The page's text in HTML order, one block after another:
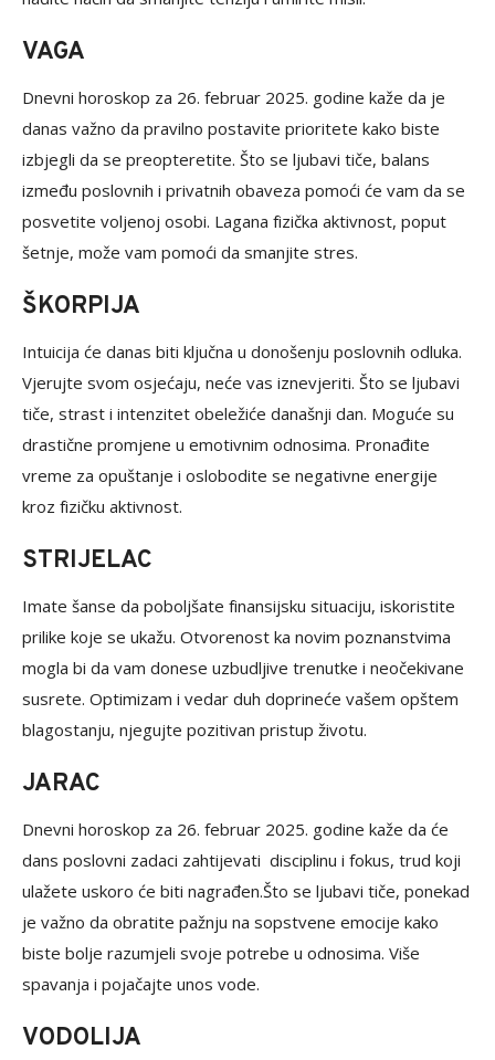
VAGA
Dnevni horoskop za 26. februar 2025. godine kaže da je
danas važno da pravilno postavite prioritete kako biste
izbjegli da se preopteretite. Što se ljubavi tiče, balans
između poslovnih i privatnih obaveza pomoći će vam da se
posvetite voljenoj osobi. Lagana fizička aktivnost, poput
šetnje, može vam pomoći da smanjite stres.
ŠKORPIJA
Intuicija će danas biti ključna u donošenju poslovnih odluka.
Vjerujte svom osjećaju, neće vas iznevjeriti. Što se ljubavi
tiče, strast i intenzitet obeležiće današnji dan. Moguće su
drastične promjene u emotivnim odnosima. Pronađite
vreme za opuštanje i oslobodite se negativne energije
kroz fizičku aktivnost.
STRIJELAC
Imate šanse da poboljšate finansijsku situaciju, iskoristite
prilike koje se ukažu. Otvorenost ka novim poznanstvima
mogla bi da vam donese uzbudljive trenutke i neočekivane
susrete. Optimizam i vedar duh doprineće vašem opštem
blagostanju, njegujte pozitivan pristup životu.
JARAC
Dnevni horoskop za 26. februar 2025. godine kaže da će
dans poslovni zadaci zahtijevati disciplinu i fokus, trud koji
ulažete uskoro će biti nagrađen.Što se ljubavi tiče, ponekad
je važno da obratite pažnju na sopstvene emocije kako
biste bolje razumjeli svoje potrebe u odnosima. Više
spavanja i pojačajte unos vode.
VODOLIJA